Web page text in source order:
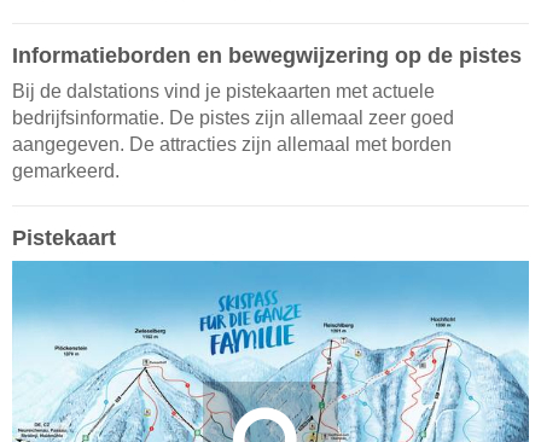
Informatieborden en bewegwijzering op de pistes
Bij de dalstations vind je pistekaarten met actuele
bedrijfsinformatie. De pistes zijn allemaal zeer goed
aangegeven. De attracties zijn allemaal met borden
gemarkeerd.
Pistekaart